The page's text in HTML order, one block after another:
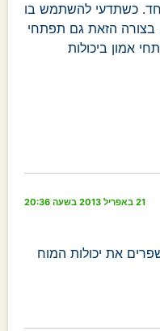
כשתדעי להשתמש בו
בצורה הזאת גם תפתחי
אמון ביכולות
21 באפריל 2013 בשעה 20:36
את יכולות המוח